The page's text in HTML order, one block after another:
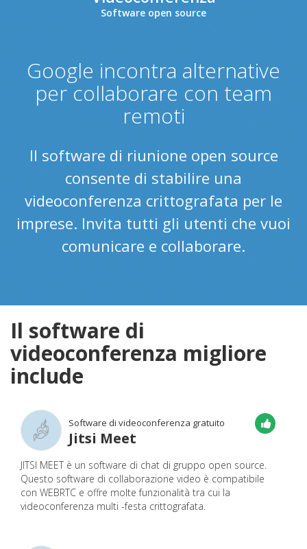
Software open source
Google incontra alternative
per collaborare con team
remoti
Il software di riunione open source
consente di stabilire una
videoconferenza crittografata per le
imprese. Invita tutti gli utenti che vuoi
comunicare e collaborare.
Il software di
videoconferenza migliore
include
Software di videoconferenza gratuito
Jitsi Meet
JITSI MEET è un software di chat di gruppo open source.
Questo software di collaborazione video è compatibile
con WEBRTC e offre molte funzionalità tra cui la
videoconferenza multi -festa crittografata.